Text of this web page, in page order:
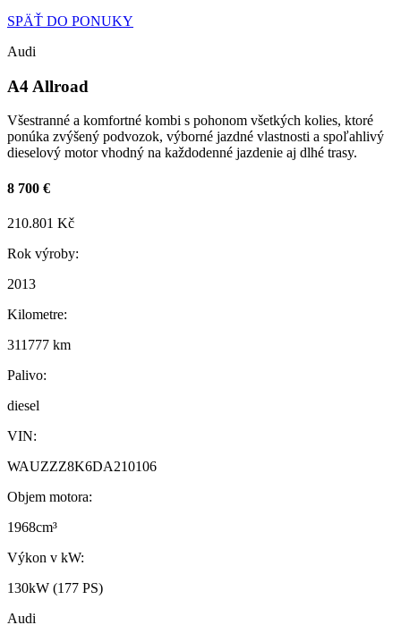
SPÄŤ DO PONUKY
Audi
A4 Allroad
Všestranné a komfortné kombi s pohonom všetkých kolies, ktoré
ponúka zvýšený podvozok, výborné jazdné vlastnosti a spoľahlivý
dieselový motor vhodný na každodenné jazdenie aj dlhé trasy.
8 700 €
210.801 Kč
Rok výroby:
2013
Kilometre:
311777 km
Palivo:
diesel
VIN:
WAUZZZ8K6DA210106
Objem motora:
1968cm³
Výkon v kW:
130kW (177 PS)
Audi